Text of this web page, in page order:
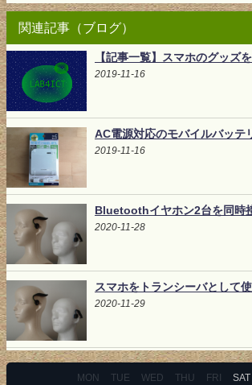
関連記事（ブログ）
【記事一覧】スマホのグッズ
2019-11-16
AC電源対応のモバイルバッテ
2019-11-16
Bluetoothイヤホン2台を同時
2020-11-28
スマホをトランシーバとして使
2020-11-29
MON TUE WED THU FRI SAT